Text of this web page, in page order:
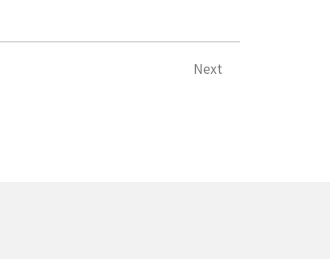
Next